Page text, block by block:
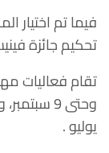
فيما تم اختيار
تحكيم جائزة
يوليو .